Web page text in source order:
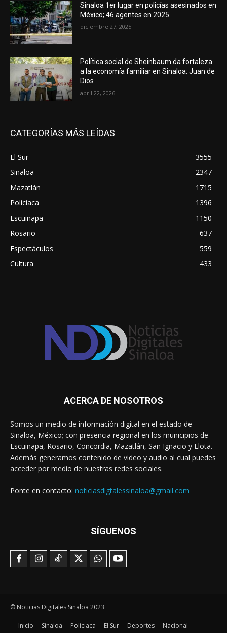
Sinaloa 1er lugar en policías asesinados en
México; 46 agentes en 2025
diciembre 27, 2025
Política social de Sheinbaum da fortaleza
a la economía familiar en Sinaloa: Juan de
Dios
abril 22, 2026
CATEGORÍAS MÁS LEÍDAS
El Sur
3555
Sinaloa
2347
Mazatlán
1715
Policiaca
1396
Escuinapa
1150
Rosario
637
Espectáculos
559
Cultura
433
ACERCA DE NOSOTROS
Somos un medio de información digital en el estado de
Sinaloa, México; con presencia regional en los municipios de
Escuinapa, Rosario, Concordia, Mazatlán, San Ignacio y Elota.
Además generamos contenido de video y audio al cual puedes
acceder por medio de nuestras redes sociales.
Ponte en contacto: noticiasdigtalessinaloa@gmail.com
SÍGUENOS
© Noticias Digitales Sinaloa 2023
Inicio Sinaloa Policiaca El Sur Deportes
Nacional